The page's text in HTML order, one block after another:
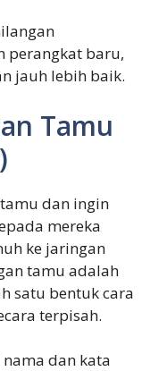
perangkat baru,
jauh lebih baik.
Tamu
dan ingin
mereka
ke jaringan
tamu adalah
satu bentuk cara
terpisah.
dan kata